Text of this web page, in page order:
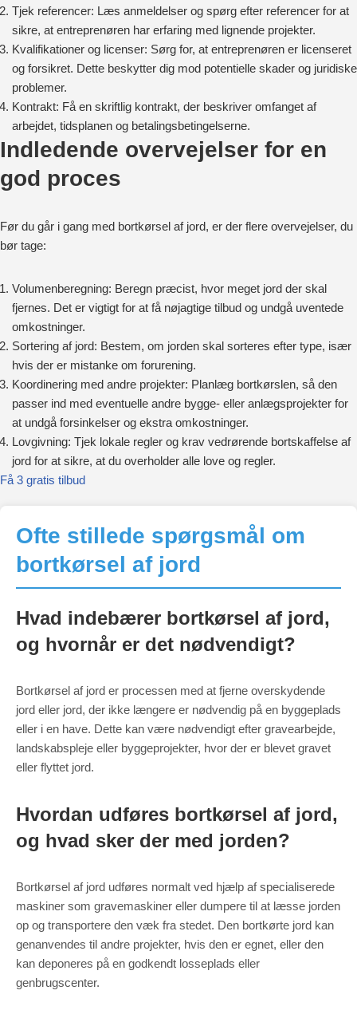
Tjek referencer: Læs anmeldelser og spørg efter referencer for at
sikre, at entreprenøren har erfaring med lignende projekter.
Kvalifikationer og licenser: Sørg for, at entreprenøren er licenseret
og forsikret. Dette beskytter dig mod potentielle skader og juridiske
problemer.
Kontrakt: Få en skriftlig kontrakt, der beskriver omfanget af
arbejdet, tidsplanen og betalingsbetingelserne.
Indledende overvejelser for en
god proces
Før du går i gang med bortkørsel af jord, er der flere overvejelser, du
bør tage:
Volumenberegning: Beregn præcist, hvor meget jord der skal
fjernes. Det er vigtigt for at få nøjagtige tilbud og undgå uventede
omkostninger.
Sortering af jord: Bestem, om jorden skal sorteres efter type, især
hvis der er mistanke om forurening.
Koordinering med andre projekter: Planlæg bortkørslen, så den
passer ind med eventuelle andre bygge- eller anlægsprojekter for
at undgå forsinkelser og ekstra omkostninger.
Lovgivning: Tjek lokale regler og krav vedrørende bortskaffelse af
jord for at sikre, at du overholder alle love og regler.
Få 3 gratis tilbud
Ofte stillede spørgsmål om
bortkørsel af jord
Hvad indebærer bortkørsel af jord,
og hvornår er det nødvendigt?
Bortkørsel af jord er processen med at fjerne overskydende
jord eller jord, der ikke længere er nødvendig på en byggeplads
eller i en have. Dette kan være nødvendigt efter gravearbejde,
landskabspleje eller byggeprojekter, hvor der er blevet gravet
eller flyttet jord.
Hvordan udføres bortkørsel af jord,
og hvad sker der med jorden?
Bortkørsel af jord udføres normalt ved hjælp af specialiserede
maskiner som gravemaskiner eller dumpere til at læsse jorden
op og transportere den væk fra stedet. Den bortkørte jord kan
genanvendes til andre projekter, hvis den er egnet, eller den
kan deponeres på en godkendt losseplads eller
genbrugscenter.